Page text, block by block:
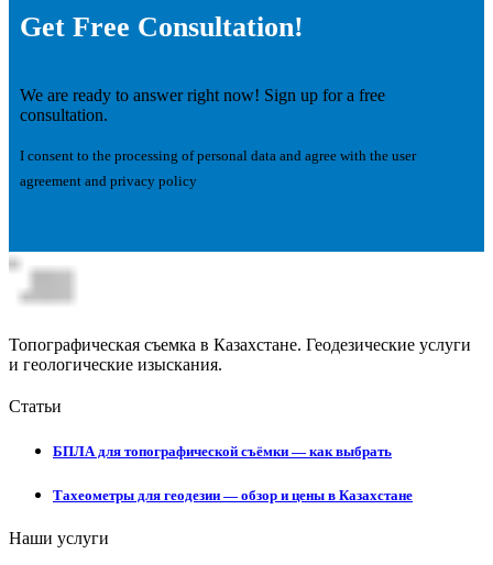
Get Free Consultation!
We are ready to answer right now! Sign up for a free
consultation.
I consent to the processing of personal data and agree with the user
agreement and privacy policy
Топографическая съемка в Казахстане. Геодезические услуги
и геологические изыскания.
Статьи
БПЛА для топографической съёмки — как выбрать
Тахеометры для геодезии — обзор и цены в Казахстане
Наши услуги